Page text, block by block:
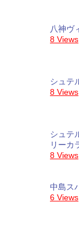
八神ヴ
8 Views
シュテ
8 Views
シュテ
リーカ
8 Views
中島ス
6 Views